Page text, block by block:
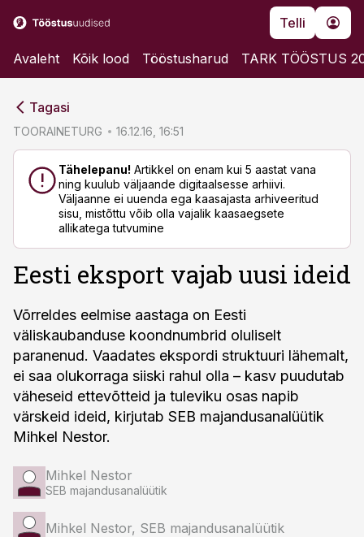
Telli
Avaleht Kõik lood Tööstusharud TARK TÖÖSTUS
Tagasi
TOORAINETURG 16.12.16, 16:51
Tähelepanu! Artikkel on enam kui 5 aastat vana
ning kuulub väljaande digitaalsesse arhiivi.
Väljaanne ei uuenda ega kaasajasta arhiveeritud
sisu, mistõttu võib olla vajalik kaasaegsete
allikatega tutvumine
Eesti eksport vajab uusi ideid
Võrreldes eelmise aastaga on Eesti
väliskaubanduse koondnumbrid oluliselt
paranenud. Vaadates ekspordi struktuuri lähemalt,
ei saa olukorraga siiski rahul olla – kasv puudutab
väheseid ettevõtteid ja tuleviku osas napib
värskeid ideid, kirjutab SEB majandusanalüütik
Mihkel Nestor.
Mihkel Nestor
SEB majandusanalüütik
Mihkel Nestor, SEB majandusanalüütik